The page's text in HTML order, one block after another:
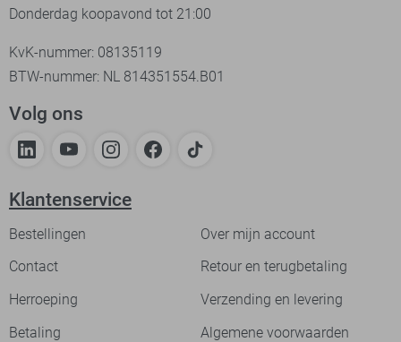
Donderdag koopavond tot 21:00
KvK-nummer: 08135119
BTW-nummer: NL 814351554.B01
Volg ons
Klantenservice
Bestellingen
Over mijn account
Contact
Retour en terugbetaling
Herroeping
Verzending en levering
Betaling
Algemene voorwaarden